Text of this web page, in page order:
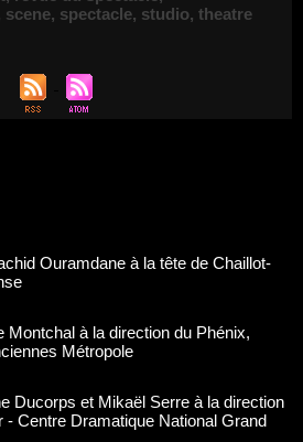
scene, spectacle, studio, theatre
à la direction du Phénix,
Métropole
Ducorps et Mikaël Serre à la direction
Centre Dramatique National Grand